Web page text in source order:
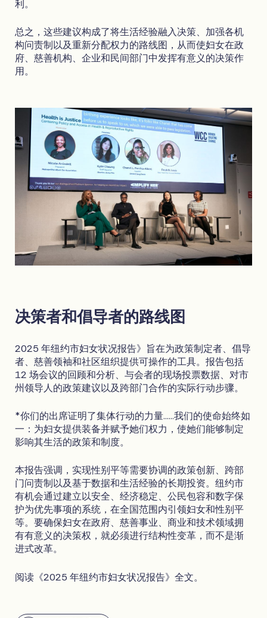
利。
总之，这些建议构成了将生活经验融入决策、加强各机
构问责制以及重新分配权力的路线图，从而使妇女在政
府、慈善机构、企业和民间部门中发挥有意义的决策作
用。
决策者和倡导者的路线图
2025 年纽约市妇女状况报告》旨在为政策制定者、倡导
者、慈善领袖和社区组织提供可操作的工具。报告包括
12 场会议的回顾和分析、与会者的现场投票数据、对市
州领导人的政策建议以及跨部门合作的实际行动步骤。
*你们的出席证明了集体行动的力量......我们的使命始终如
一：为妇女提供装备并赋予她们权力，使她们能够制定
影响其生活的政策和制度。
本报告强调，实现性别平等需要协调的政策创新、跨部
门问责制以及基于数据和生活经验的长期投资。纽约市
有机会通过建立以安全、经济稳定、公民包容和数字保
护为优先事项的系统，在全国范围内引领妇女和性别平
等。要确保妇女在政府、慈善事业、商业和技术领域拥
有有意义的决策权，就必须进行结构性变革，而不是渐
进式改革。
阅读《2025 年纽约市妇女状况报告》全文。